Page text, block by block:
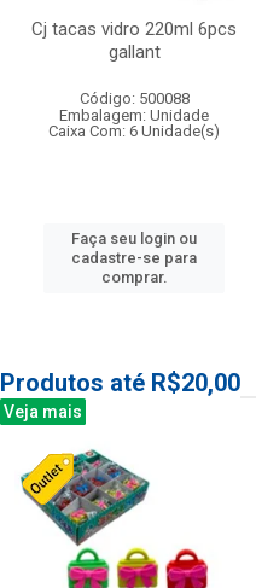
Cj tacas vidro 220ml 6pcs
gallant
Código: 500088
Embalagem: Unidade
Caixa Com: 6 Unidade(s)
Faça seu login ou
cadastre-se para
comprar.
Produtos até R$20,00
Veja mais